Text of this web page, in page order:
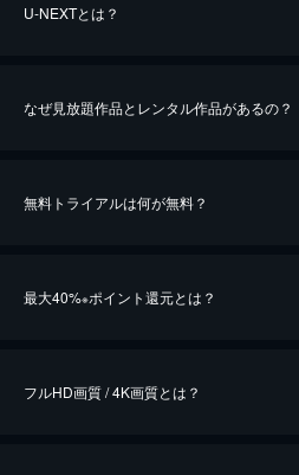
U-NEXTとは？
なぜ見放題作品とレンタル作品があるの？
無料トライアルは何が無料？
最大40%※ポイント還元とは？
フルHD画質 / 4K画質とは？